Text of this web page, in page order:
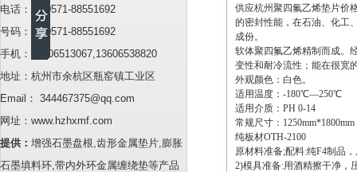
电话：86-0571-88551692
号码：86-0571-88551692
手机：13706513067,13606538820
地址：杭州市余杭区瓶窑镇工业区
Email： 344467375@qq.com
网址：www.hzhxmf.com
提供： 增强石墨盘根,齿形金属垫片,膨胀
石墨填料环,带内外环金属缠绕垫等产品
供应杭州聚四氟乙烯垫片价
的密封性能，在石油、化工
成份。
软体聚四氟乙烯精制而成。
变性和耐冷流性；能在很宽
外观颜色：白色。
适用温度：-180℃—250℃
适用介质：PH 0-14
常规尺寸：1250mm*1800mm
纯板材OTH-2100
原材料准备;配料:纯F4制品
2)模具准备:用酒精擦干净，